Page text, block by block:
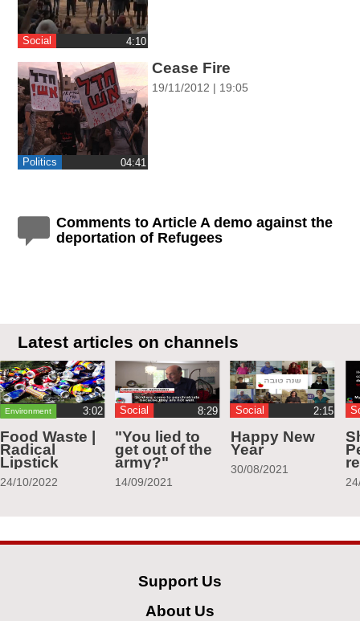
Social ‎4:10
Politics ‎04:41
Cease Fire
19/11/2012 | 19:05
Comments to Article A demo against the
deportation of Refugees
Latest articles on channels
Environment ‏3:02
Food Waste |
Radical
Lipstick
24/10/2022
Social
"You lied to
get out of the
army?"
14/09/2021
Social ‏2:15
Happy New
Year
30/08/2021
Support Us
About Us